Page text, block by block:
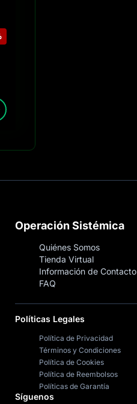
Operación Sistémica
Quiénes Somos
Tienda Virtual
Información de Contacto
FAQ
Políticas Legales
Política de Privacidad
Términos y Condiciones
Política de Cookies
Política de Reembolsos
Políticas de Garantía
Síguenos